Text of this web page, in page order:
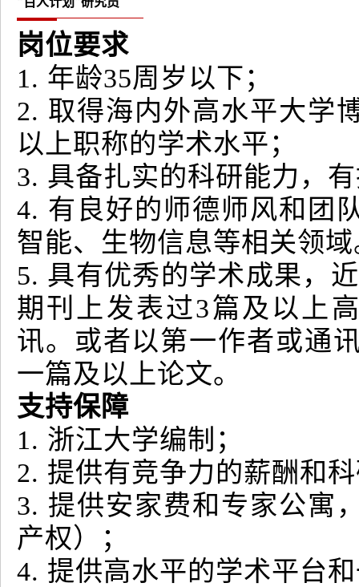
岗位要求
1. 年龄35周岁以下；
2. 取得海内外高水平大学
以上职称的学术水平；
3. 具备扎实的科研能力，
4. 有良好的师德师风和团
智能、生物信息等相关领
5. 具有优秀的学术成果，
期刊上发表过3篇及以上
讯。或者以第一作者或通
一篇及以上论文。
支持保障
1. 浙江大学编制；
2. 提供有竞争力的薪酬和
3. 提供安家费和专家公寓
产权）；
4. 提供高水平的学术平台